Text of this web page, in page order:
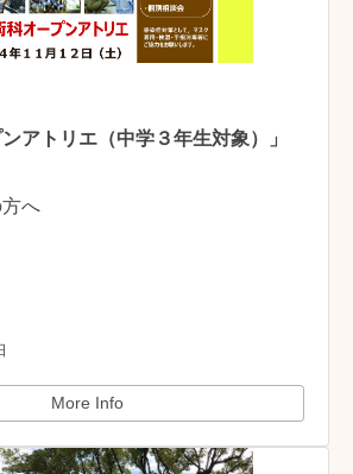
ンアトリエ（中学３年生対象）」
へ
More Info